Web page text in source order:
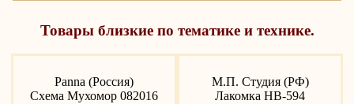
Товары близкие по тематике и технике.
Panna (Россия)
Схема Мухомор 082016
М.П. Студия (РФ)
Лакомка НВ-594